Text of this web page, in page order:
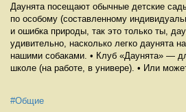
Даунята посещают обычные детские
по особому (составленному
и ошибка природы, так это только ты,
удивительно, насколько легко даунята
нашими собаками. • Клуб «Даунята» —
школе (на работе, в универе). • Или
#Общие